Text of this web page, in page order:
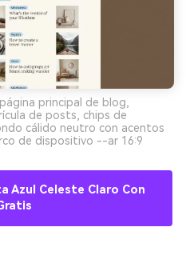
principal de blog,
de posts, chips de
cálido neutro con acentos
de dispositivo --ar 16:9
Azul Celeste Claro Con